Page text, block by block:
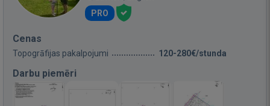
PRO
Cenas
Topogrāfijas pakalpojumi 120-280€/stunda
Darbu piemēri